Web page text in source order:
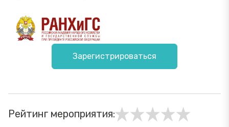
Зарегистрироваться
Рейтинг мероприятия: